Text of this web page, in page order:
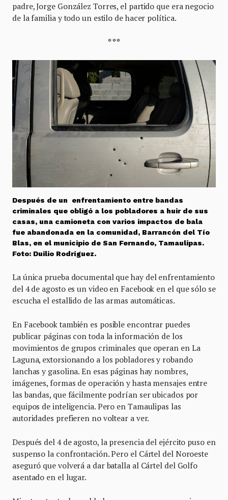
padre, Jorge González Torres, el partido que era negocio
de la familia y todo un estilo de hacer política.
* * *
Después de un enfrentamiento entre bandas
criminales que obligó a los pobladores a huir de sus
casas, una camioneta con varios impactos de bala
fue abandonada en la comunidad, Barrancón del Tío
Blas, en el municipio de San Fernando, Tamaulipas.
Foto: Duilio Rodríguez.
La única prueba documental que hay del enfrentamiento
del 4 de agosto es un video en Facebook en el que sólo se
escucha el estallido de las armas automáticas.
En Facebook también es posible encontrar puedes
publicar páginas con toda la información de los
movimientos de grupos criminales que operan en La
Laguna, extorsionando a los pobladores y robando
lanchas y gasolina. En esas páginas hay nombres,
imágenes, formas de operación y hasta mensajes entre
las bandas, que fácilmente podrían ser ubicados por
equipos de inteligencia. Pero en Tamaulipas las
autoridades prefieren no voltear a ver.
Después del 4 de agosto, la presencia del ejército puso en
suspenso la confrontación. Pero el Cártel del Noroeste
aseguró que volverá a dar batalla al Cártel del Golfo
asentado en el lugar.